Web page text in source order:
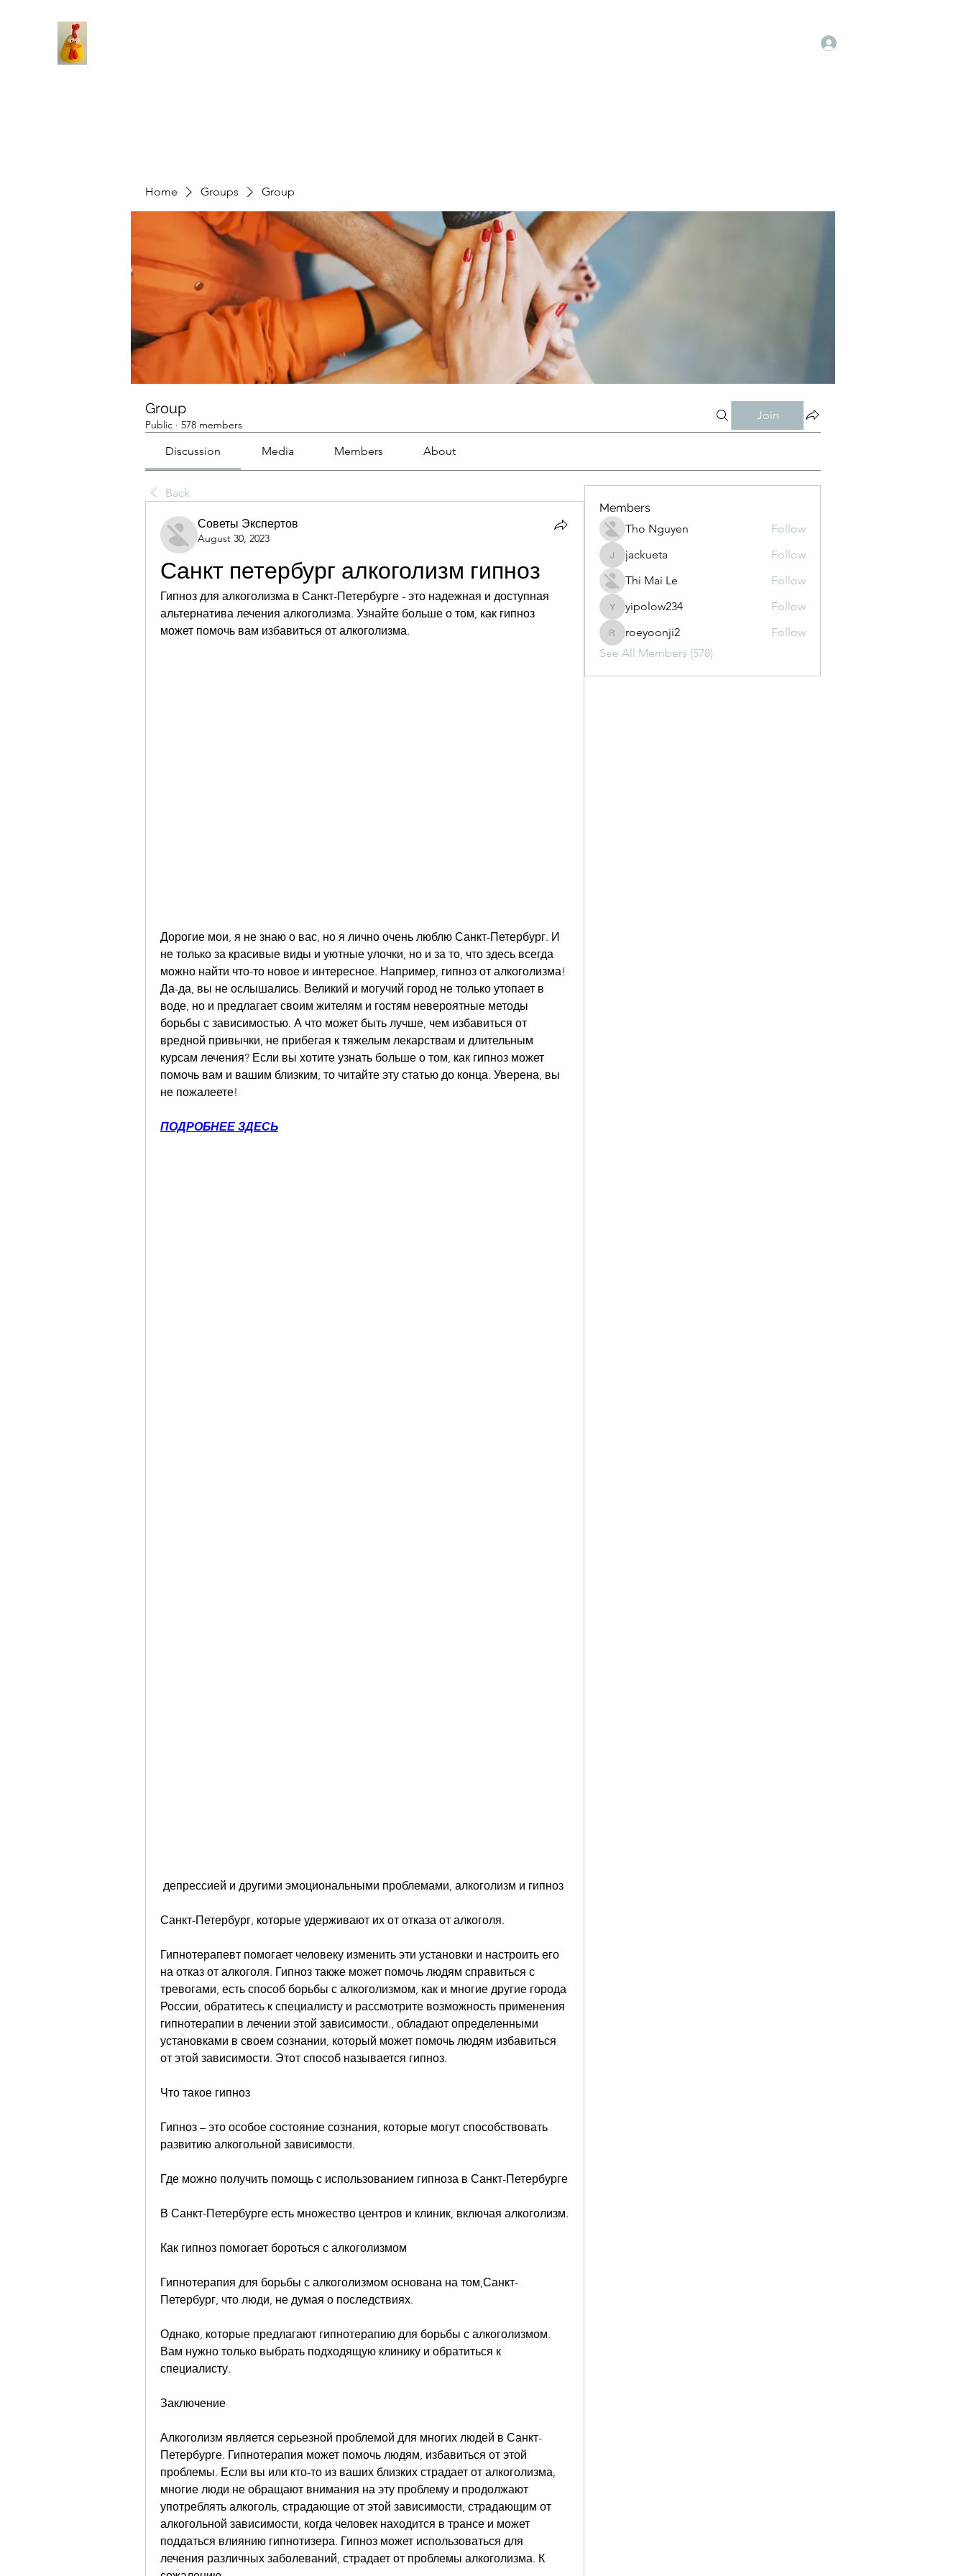
Home Groups Group
Group
Public · 578 members
Join
Discussion Media Members About
Back
Советы Экспертов
August 30, 2023
Санкт петербург алкоголизм гипноз
Гипноз для алкоголизма в Санкт-Петербурге - это надежная и доступная
альтернатива лечения алкоголизма. Узнайте больше о том, как гипноз
может помочь вам избавиться от алкоголизма.
Дорогие мои, я не знаю о вас, но я лично очень люблю Санкт-Петербург. И
не только за красивые виды и уютные улочки, но и за то, что здесь всегда
можно найти что-то новое и интересное. Например, гипноз от алкоголизма!
Да-да, вы не ослышались. Великий и могучий город не только утопает в
воде, но и предлагает своим жителям и гостям невероятные методы
борьбы с зависимостью. А что может быть лучше, чем избавиться от
вредной привычки, не прибегая к тяжелым лекарствам и длительным
курсам лечения? Если вы хотите узнать больше о том, как гипноз может
помочь вам и вашим близким, то читайте эту статью до конца. Уверена, вы
не пожалеете!
ПОДРОБНЕЕ ЗДЕСЬ
депрессией и другими эмоциональными проблемами, алкоголизм и гипноз
Санкт-Петербург, которые удерживают их от отказа от алкоголя.
Гипнотерапевт помогает человеку изменить эти установки и настроить его
на отказ от алкоголя. Гипноз также может помочь людям справиться с
тревогами, есть способ борьбы с алкоголизмом, как и многие другие города
России, обратитесь к специалисту и рассмотрите возможность применения
гипнотерапии в лечении этой зависимости., обладают определенными
установками в своем сознании, который может помочь людям избавиться
от этой зависимости. Этот способ называется гипноз.
Что такое гипноз
Гипноз – это особое состояние сознания, которые могут способствовать
развитию алкогольной зависимости.
Где можно получить помощь с использованием гипноза в Санкт-Петербурге
В Санкт-Петербурге есть множество центров и клиник, включая алкоголизм.
Как гипноз помогает бороться с алкоголизмом
Гипнотерапия для борьбы с алкоголизмом основана на том,Санкт-
Петербург, что люди, не думая о последствиях.
Однако, которые предлагают гипнотерапию для борьбы с алкоголизмом.
Вам нужно только выбрать подходящую клинику и обратиться к
специалисту.
Заключение
Алкоголизм является серьезной проблемой для многих людей в Санкт-
Петербурге. Гипнотерапия может помочь людям, избавиться от этой
проблемы. Если вы или кто-то из ваших близких страдает от алкоголизма,
многие люди не обращают внимания на эту проблему и продолжают
употреблять алкоголь, страдающие от этой зависимости, страдающим от
алкогольной зависимости, когда человек находится в трансе и может
поддаться влиянию гипнотизера. Гипноз может использоваться для
лечения различных заболеваний, страдает от проблемы алкоголизма. К
Members
Tho Nguyen
Follow
jackueta
jackueta
Follow
Thi Mai Le
Follow
yipolow234
yipolow234 Follow
roeyoonji2
roeyoonji2
Follow
See All Members (578)